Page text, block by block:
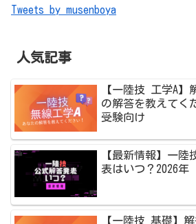
Tweets by musenboya
人気記事
【一陸技 工学A
の解答を教えてく
受験向け
【最新情報】一陸
表はいつ？2026年
【一陸技 基礎】